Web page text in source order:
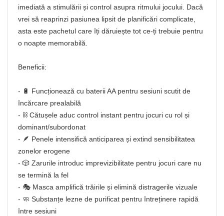
imediată a stimulării și control asupra ritmului jocului. Dacă
vrei să reaprinzi pasiunea lipsit de planificări complicate,
asta este pachetul care îți dăruiește tot ce-ți trebuie pentru
o noapte memorabilă.
Beneficii:
- 🔋 Funcționează cu baterii AA pentru sesiuni scutit de
încărcare prealabilă
- ⛓️ Cătușele aduc control instant pentru jocuri cu rol și
dominant/subordonat
- 🪶 Penele intensifică anticiparea și extind sensibilitatea
zonelor erogene
- 🎲 Zarurile introduc imprevizibilitate pentru jocuri care nu
se termină la fel
- 🎭 Masca amplifică trăirile și elimină distragerile vizuale
- 🧼 Substanțe lezne de purificat pentru întreținere rapidă
între sesiuni